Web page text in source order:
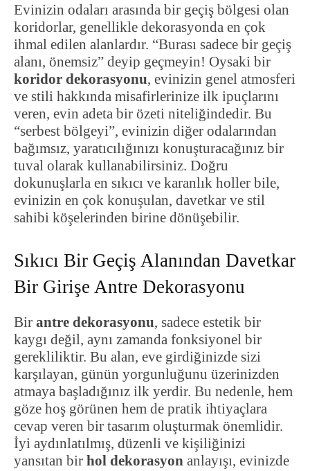
Evinizin odaları arasında bir geçiş bölgesi olan
koridorlar, genellikle dekorasyonda en çok
ihmal edilen alanlardır. “Burası sadece bir geçiş
alanı, önemsiz” deyip geçmeyin! Oysaki bir
koridor dekorasyonu, evinizin genel atmosferi
ve stili hakkında misafirlerinize ilk ipuçlarını
veren, evin adeta bir özeti niteliğindedir. Bu
“serbest bölgeyi”, evinizin diğer odalarından
bağımsız, yaratıcılığınızı konuşturacağınız bir
tuval olarak kullanabilirsiniz. Doğru
dokunuşlarla en sıkıcı ve karanlık holler bile,
evinizin en çok konuşulan, davetkar ve stil
sahibi köşelerinden birine dönüşebilir.
Sıkıcı Bir Geçiş Alanından Davetkar
Bir Girişe Antre Dekorasyonu
Bir antre dekorasyonu, sadece estetik bir
kaygı değil, aynı zamanda fonksiyonel bir
gerekliliktir. Bu alan, eve girdiğinizde sizi
karşılayan, günün yorgunluğunu üzerinizden
atmaya başladığınız ilk yerdir. Bu nedenle, hem
göze hoş görünen hem de pratik ihtiyaçlara
cevap veren bir tasarım oluşturmak önemlidir.
İyi aydınlatılmış, düzenli ve kişiliğinizi
yansıtan bir hol dekorasyon anlayışı, evinizde